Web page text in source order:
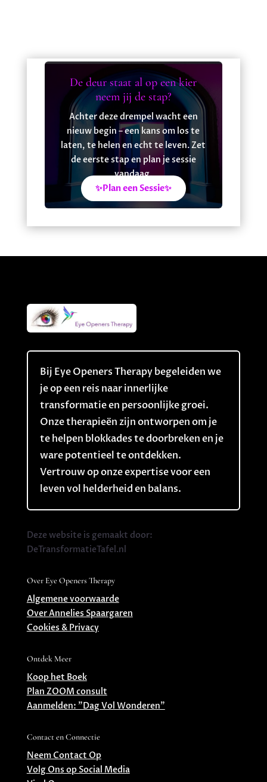
De deur staat al op een kier
neem jij de stap?
Achter deze drempel wacht een
nieuw begin – een kans om los te
laten, te helen en echt te leven. Zet
de eerste stap en plan je sessie
vandaag.
✨Plan een Sessie✨
Bij Eye Openers Therapy begeleiden we
je op een reis naar innerlijke
transformatie en persoonlijke groei.
Onze therapieën zijn ontworpen om je
te helpen blokkades te doorbreken en je
ware potentieel te ontdekken.
Vertrouw op onze expertise voor een
leven vol helderheid en balans.
Deze website is gemaakt door:
DeTransformatieTafel.nl
Over Eye Openers Therapy
Algemene voorwaarde
Over Annelies Spaargaren
Cookies & Privacy
Ontdek Meer
Koop het Boek
Plan ZOOM consult
Aanmelden: ”Dag Vol Wonderen”
Contact en Connectie
Neem Contact Op
Volg Ons op Social Media